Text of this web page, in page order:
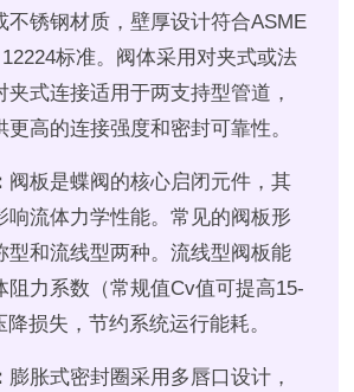
不锈钢材质，壁厚设计符合ASME
标准。阀体采用对夹式或法
夹式连接适用于两支持型管道，
高的连接强度和密封可靠性。
阀板是蝶阀的核心启闭元件，其
响流体力学性能。常见的阀板形
型和流线型两种。流线型阀板能
阻力系数（常规值Cv值可提高15-
损失，节约系统运行能耗。
膨胀式密封圈采用多唇口设计，